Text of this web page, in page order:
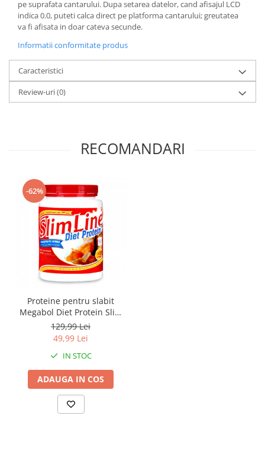
pe suprafata cantarului. Dupa setarea datelor, cand afisajul LCD
indica 0.0, puteti calca direct pe platforma cantarului; greutatea
va fi afisata in doar cateva secunde.
Informatii conformitate produs
Caracteristici
Review-uri(0)
RECOMANDARI
-62%
Proteine pentru slabit
Megabol Diet Protein Slim
Line, vitamine si fibre
proteice cu digestie lenta,
satietate pana la 6 ore
129,99 Lei
49,99 Lei
IN STOC
ADAUGA IN COS